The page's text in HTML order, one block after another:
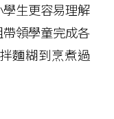
生更容易理解
領學童完成各
麵糊到烹煮過